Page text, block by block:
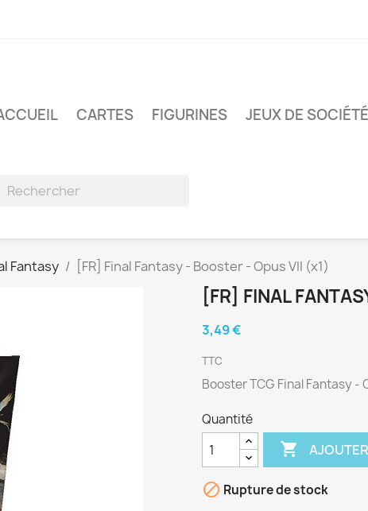
CARTES FIGURINES JEUX DE SOCIÉTÉ
Fantasy [FR] Final Fantasy - Booster - Opus VII (x1)
[FR] FINAL
3,49 €
TTC
Booster TCG Final Fantasy -
Quantité

 Rupture de stock